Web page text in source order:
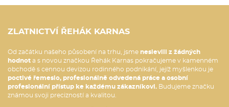
ZLATNICTVÍ ŘEHÁK KARNAS
Od začátku našeho působení na trhu, jsme neslevili z žádných
hodnot a s novou značkou Řehák Karnas pokračujeme v kamenném
obchodě s cennou devizou rodinného podnikání, jejíž myšlenkou je
poctivé řemeslo, profesionálně odvedená práce a osobní
profesionální přístup ke každému zákazníkovi. Budujeme značku
známou svoji precizností a kvalitou.